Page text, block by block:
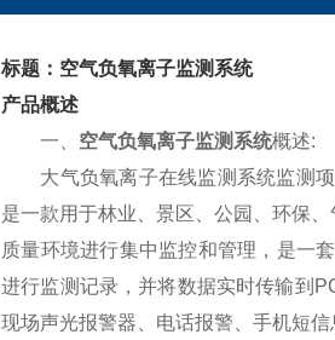
标题：空气负氧离子监测系统
产品概述
一、 空气负氧离子监测系统概述:
大气负氧离子在线监测系统监测项
是一款用于林业、景区、公园、环保
质量环境进行集中监控和管理，是一
进行监测记录，并将数据实时传输到
现场声光报警器、电话报警、手机短信